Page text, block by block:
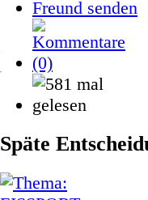
Späte